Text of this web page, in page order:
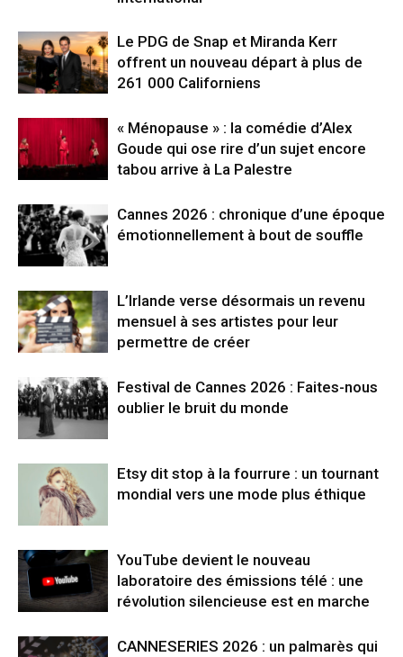
Le PDG de Snap et Miranda Kerr
offrent un nouveau départ à plus de
261 000 Californiens
« Ménopause » : la comédie d’Alex
Goude qui ose rire d’un sujet encore
tabou arrive à La Palestre
Cannes 2026 : chronique d’une époque
émotionnellement à bout de souffle
L’Irlande verse désormais un revenu
mensuel à ses artistes pour leur
permettre de créer
Festival de Cannes 2026 : Faites-nous
oublier le bruit du monde
Etsy dit stop à la fourrure : un tournant
mondial vers une mode plus éthique
YouTube devient le nouveau
laboratoire des émissions télé : une
révolution silencieuse est en marche
CANNESERIES 2026 : un palmarès qui